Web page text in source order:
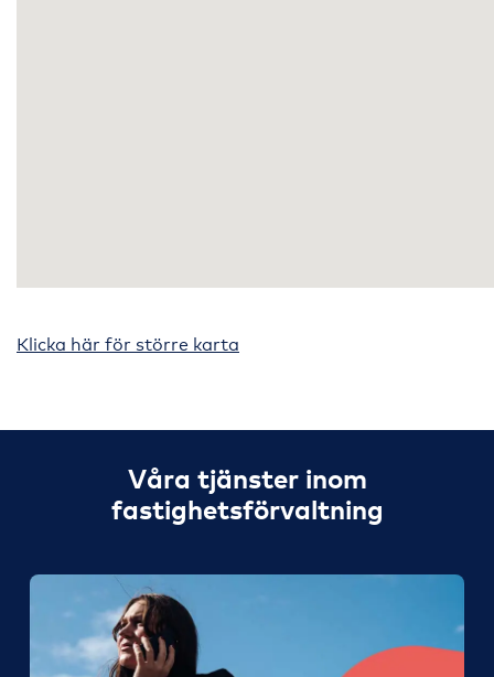
Klicka här för större karta
Våra tjänster inom
fastighetsförvaltning